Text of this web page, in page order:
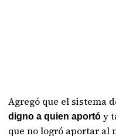
Agregó que el sistema
digno a quien aportóy
que no logró aportar al